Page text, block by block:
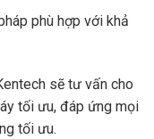
phù hợp với khả
sẽ tư vấn cho
tối ưu, đáp ứng mọi
tối ưu.